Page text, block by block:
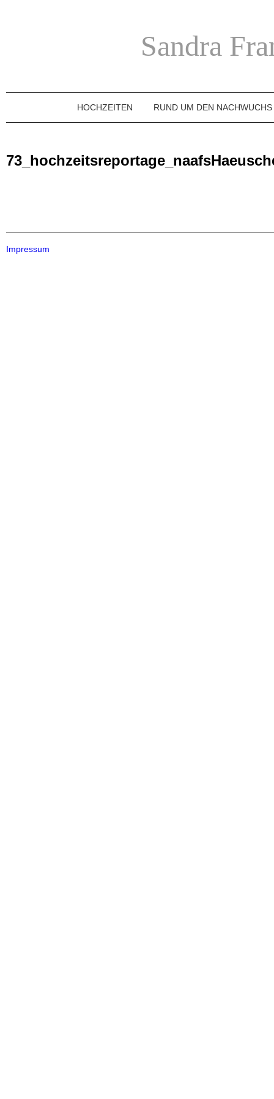
Sandra
HOCHZEITEN RUND UM DEN NACHWUCHS
Impressum